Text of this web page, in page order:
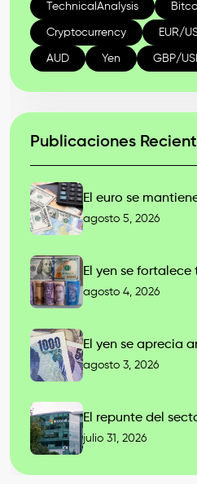
TechnicalAnalysis
Cryptocurrency EUR/
AUD Yen GBP/
Publicaciones
El euro se
agosto 5, 2026
El yen se fortalece
agosto 4, 2026
El yen se aprecia
agosto 3, 2026
El repunte del
julio 31, 2026